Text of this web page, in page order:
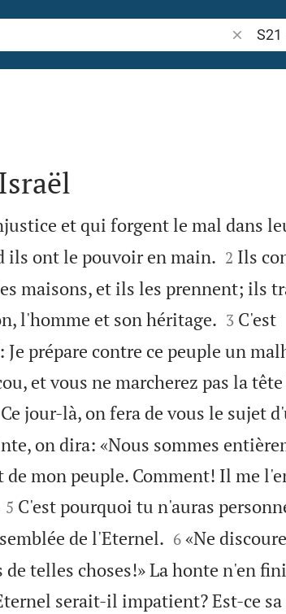
S21
et qui forgent le mal dans
ils ont le pouvoir en main.
2 Ils
maisons, et ils les prennent; ils
l'homme et son héritage.
3 C'est
prépare contre ce peuple un
et vous ne marcherez pas la
Ce jour-là, on fera de vous le sujet
on dira: «Nous sommes
de mon peuple. Comment! Il me

5 C'est pourquoi tu n'auras
de l'Eternel.
6 «Ne
telles choses!» La honte n'en
serait-il impatient? Est-ce